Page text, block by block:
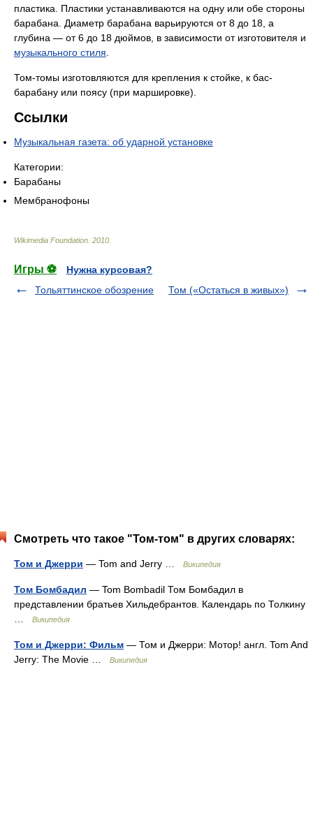
пластика. Пластики устанавливаются на одну или обе стороны
барабана. Диаметр барабана варьируются от 8 до 18, а
глубина — от 6 до 18 дюймов, в зависимости от изготовителя и
музыкального стиля
Том-томы изготовляются для крепления к стойке, к бас-
барабану или поясу (при маршировке).
Ссылки
Музыкальная газета: об ударной установке
Категории:
Барабаны
Мембранофоны
Wikimedia Foundation 2010
Игры ⚽
Нужна курсовая?
Тольяттинское обозрение
Том («Остаться в живых»)
Смотреть что такое "Том-том" в других словарях:
Том и Джерри — Tom and Jerry … Википедия
Том Бомбадил — Tom Bombadil Том Бомбадил в
представлении братьев Хильдебрантов. Календарь по Толкину
Википедия
Том и Джерри: Фильм — Том и Джерри: Мотор! англ. Tom And
Jerry: The Movie …
Википедия